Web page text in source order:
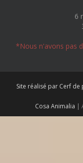
6
*Nous n'avons pas
Site réalisé par Cerf de
Cosa Animalia |